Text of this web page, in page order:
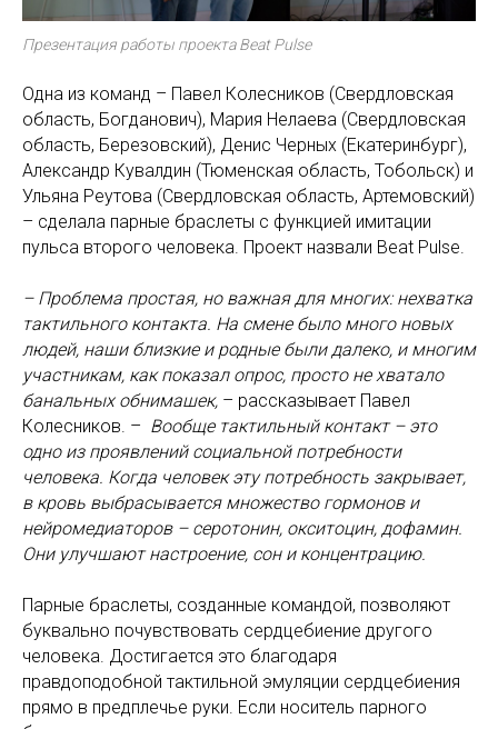
Презентация работы проекта Beat Pulse
Одна из команд – Павел Колесников (Свердловская
область, Богданович), Мария Нелаева (Свердловская
область, Березовский), Денис Черных (Екатеринбург),
Александр Кувалдин (Тюменская область, Тобольск) и
Ульяна Реутова (Свердловская область, Артемовский)
– сделала парные браслеты с функцией имитации
пульса второго человека. Проект назвали Beat Pulse.
– Проблема простая, но важная для многих: нехватка
тактильного контакта. На смене было много новых
людей, наши близкие и родные были далеко, и многим
участникам, как показал опрос, просто не хватало
банальных обнимашек, – рассказывает Павел
Колесников. – Вообще тактильный контакт – это
одно из проявлений социальной потребности
человека. Когда человек эту потребность закрывает,
в кровь выбрасывается множество гормонов и
нейромедиаторов – серотонин, окситоцин, дофамин.
Они улучшают настроение, сон и концентрацию.
Парные браслеты, созданные командой, позволяют
буквально почувствовать сердцебиение другого
человека. Достигается это благодаря
правдоподобной тактильной эмуляции сердцебиения
прямо в предплечье руки. Если носитель парного